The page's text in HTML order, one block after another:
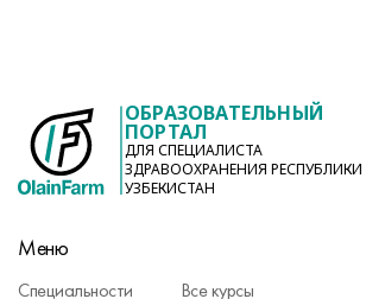
ОБРАЗОВАТЕЛЬНЫЙ
ПОРТАЛ
ДЛЯ СПЕЦИАЛИСТА
ЗДРАВООХРАНЕНИЯ РЕСПУБЛИКИ
УЗБЕКИСТАН
Меню
Специальности Все курсы